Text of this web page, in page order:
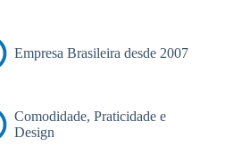
Empresa Brasileira desde 2007
Comodidade, Praticidade e
Design